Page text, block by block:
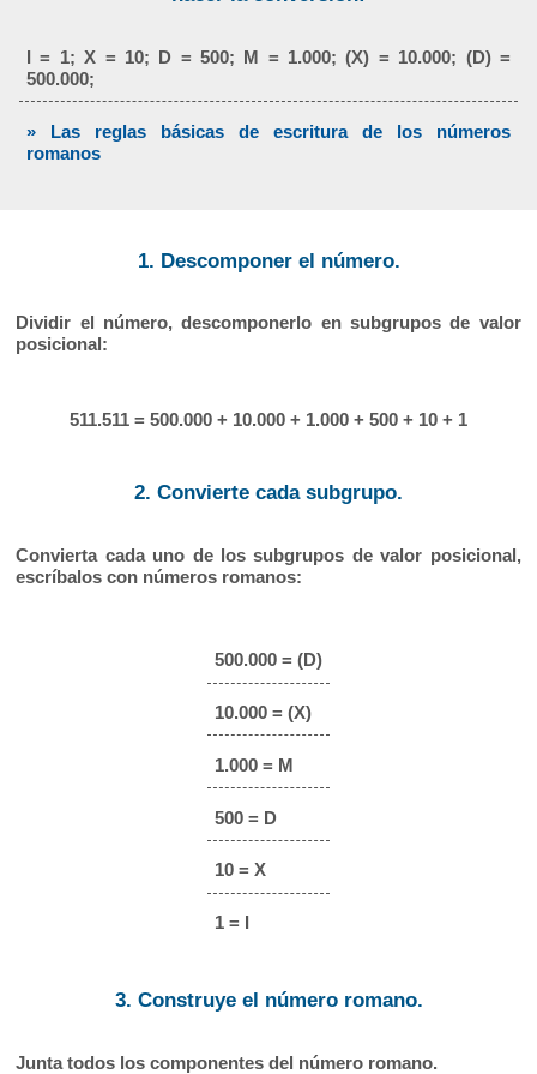
I = 1; X = 10; D = 500; M = 1.000; (X) = 10.000; (D) =
500.000;
» Las reglas básicas de escritura de los números
romanos
1. Descomponer el número.
Dividir el número, descomponerlo en subgrupos de valor
posicional:
511.511 = 500.000 + 10.000 + 1.000 + 500 + 10 + 1
2. Convierte cada subgrupo.
Convierta cada uno de los subgrupos de valor posicional,
escríbalos con números romanos:
500.000 = (D)
10.000 = (X)
1.000 = M
500 = D
10 = X
1 = I
3. Construye el número romano.
Junta todos los componentes del número romano.